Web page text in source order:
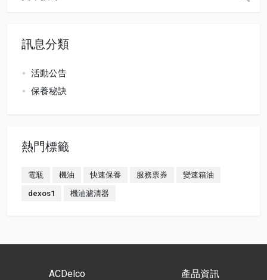
訊息分類
活動公告
保養秘訣
熱門標籤
電瓶 機油 快速保養 服務票券 變速箱油
dexos1 機油濾清器
ACDelco 產品資訊